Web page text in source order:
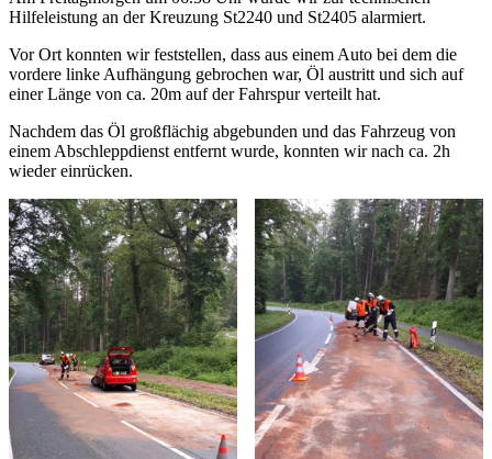
Hilfeleistung an der Kreuzung St2240 und St2405 alarmiert.
Vor Ort konnten wir feststellen, dass aus einem Auto bei dem die
vordere linke Aufhängung gebrochen war, Öl austritt und sich auf
einer Länge von ca. 20m auf der Fahrspur verteilt hat.
Nachdem das Öl großflächig abgebunden und das Fahrzeug von
einem Abschleppdienst entfernt wurde, konnten wir nach ca. 2h
wieder einrücken.